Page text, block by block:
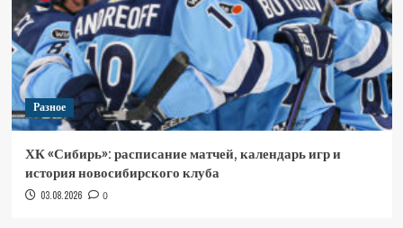
Разное
ХК «Сибирь»: расписание матчей, календарь игр и
история новосибирского клуба
03.08.2026 0